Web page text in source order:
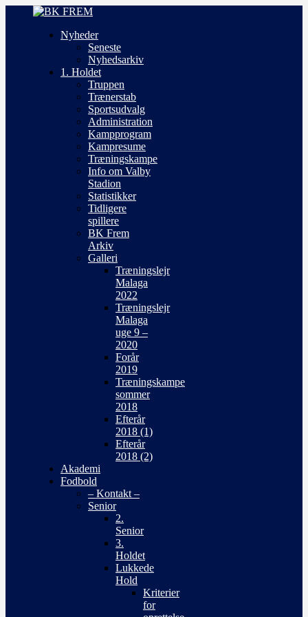
Nyheder
Seneste
Nyhedsarkiv
1. Holdet
Truppen
Trænerstab
Sportsudvalg
Administration
Kampprogram
Kampresume
Træningskampe
Info om Valby
Stadion
Statistikker
Tidligere
spillere
BK Frem
Arkiv
Galleri
Træningslejr
Malaga
2022
Træningslejr
Malaga
uge 9 –
2020
Forår
2019
Træningskampe
sommer
2018
Efterår
2018 (1)
Efterår
2018 (2)
Akademi
Fodbold
– Kontakt –
Senior
2.
Senior
3.
Holdet
Lukkede
Hold
Kriterier
for